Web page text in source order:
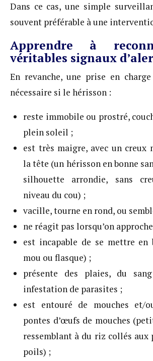
Dans ce cas, une simple
souvent préférable à une
Apprendre à
véritables signaux
En revanche, une prise en
nécessaire si le hérisson :
reste immobile ou prostré,
plein soleil ;
est très maigre, avec un creux
la tête (un hérisson en bonne
silhouette arrondie, sans
niveau du cou) ;
vacille, tourne en rond, ou
ne réagit pas lorsqu’on
est incapable de se mettre en
mou ou flasque) ;
présente des plaies, du
infestation de parasites ;
est entouré de mouches et/
pontes d’œufs de mouches
ressemblant à du riz collés aux
poils) ;